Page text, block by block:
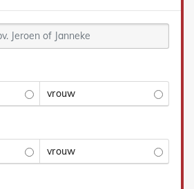
vrouw
vrouw